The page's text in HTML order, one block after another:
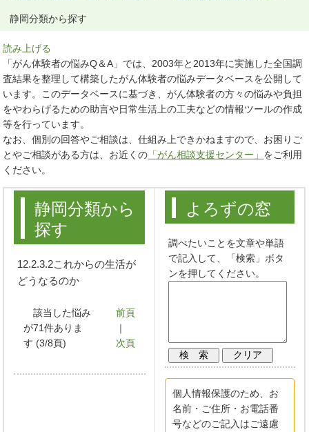
静岡分類から探す
読み上げる
「がん体験者の悩みQ＆A」では、2003年と2013年に実施した全国調
査結果を整理して構築したがん体験者の悩みデータベースを公開して
います。このデータベースに基づき、がん体験者の方々の悩みや負担
をやわらげるための助言や日常生活上の工夫などの情報ツールの作成
等を行っています。
なお、個別の回答やご相談は、仕組み上できかねますので、お困りご
とやご相談がある方は、お近くの 「がん相談支援センター」 をご利用
ください。
静岡分類から
探す
12.2.3.2これからの生活が
どうなるのか
該当した悩み
が71件ありま
す (3/8頁)
前頁
｜
次頁
よろずの窓
調べたいことを文章や単語
で記入して、「検索」ボタ
ンを押してください。
個人情報保護のため、お
名前・ご住所・お電話番
号などのご記入はご遠慮